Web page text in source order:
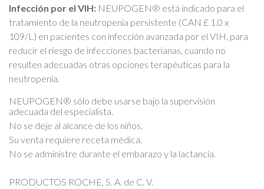
Infección por el VIH: NEUPOGEN® está indicado para el
tratamiento de la neutropenia persistente (CAN £ 1.0 x
109/L) en pacientes con infección avanzada por el VIH, para
reducir el riesgo de infecciones bacterianas, cuando no
resulten adecuadas otras opciones terapéuticas para la
neutropenia.
NEUPOGEN® sólo debe usarse bajo la supervisión
adecuada del especialista.
No se deje al alcance de los niños.
Su venta requiere receta médica.
No se administre durante el embarazo y la lactancia.
PRODUCTOS ROCHE, S. A. de C. V.